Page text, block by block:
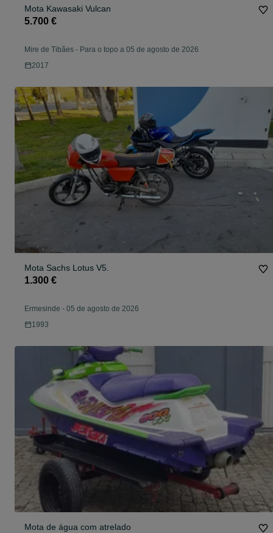
Mota Kawasaki Vulcan
5.700 €
Mire de Tibães - Para o topo a 05 de agosto de 2026
2017
Mota Sachs Lotus V5.
1.300 €
Ermesinde - 05 de agosto de 2026
1993
Mota de água com atrelado